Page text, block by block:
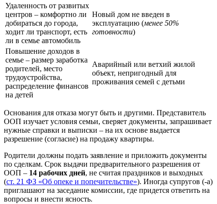
Удаленность от развитых
центров – комфортно ли
добираться до города,
ходит ли транспорт, есть
ли в семье автомобиль
Новый дом не введен в
эксплуатацию (менее 50%
готовности)
Повышение доходов в
семье – размер заработка
родителей, место
трудоустройства,
распределение финансов
на детей
Аварийный или ветхий жилой
объект, непригодный для
проживания семей с детьми
Основания для отказа могут быть и другими. Представитель
ООП изучает условия семьи, сверяет документы, запрашивает
нужные справки и выписки – на их основе выдается
разрешение (согласие) на продажу квартиры.
Родители должны подать заявление и приложить документы
по сделкам. Срок выдачи предварительного разрешения от
ООП – 14 рабочих дней, не считая праздников и выходных
(ст. 21 ФЗ «Об опеке и попечительстве»). Иногда супругов (-а)
приглашают на заседание комиссии, где придется ответить на
вопросы и внести ясность.